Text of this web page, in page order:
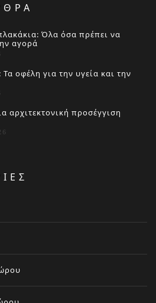
Όλα όσα πρέπει να
αγορά
Τα οφέλη για την υγεία και την
αρχιτεκτονική προσέγγιση